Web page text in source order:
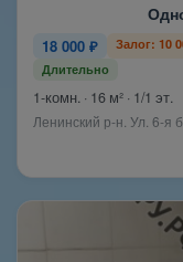
18 000 ₽ Залог: 10
Длительно
1-комн. · 16 м² · 1/1 эт.
Ленинский р-н. Ул. 6-я